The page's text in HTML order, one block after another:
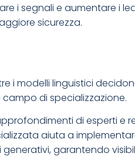
i segnali e aumentare i
sicurezza.
i modelli linguistici
di specializzazione.
di esperti e
aiuta a
garantendo